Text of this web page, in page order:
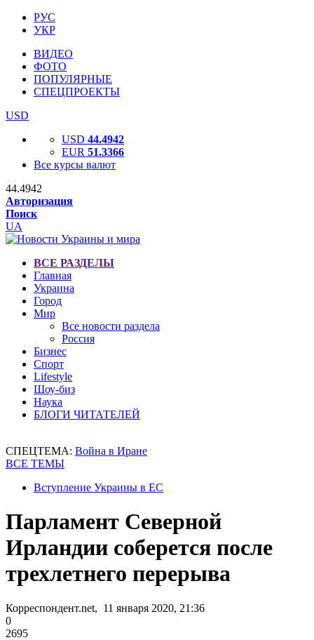
РУС
УКР
ВИДЕО
ФОТО
ПОПУЛЯРНЫЕ
СПЕЦПРОЕКТЫ
USD
USD 44.4942
EUR 51.3366
Все курсы валют
44.4942
Авторизация
Поиск
UA
ВСЕ РАЗДЕЛЫ
Главная
Украина
Город
Мир
Все новости раздела
Россия
Бизнес
Спорт
Lifestyle
Шоу-биз
Наука
БЛОГИ ЧИТАТЕЛЕЙ
СПЕЦТЕМА: Война в Иране
ВСЕ ТЕМЫ
Вступление Украины в ЕС
Парламент Северной
Ирландии соберется после
трехлетнего перерыва
Корреспондент.net, 11 января 2020, 21:36
0
2695